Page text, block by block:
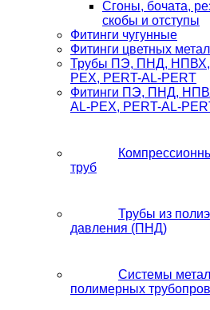
Сгоны, бочата,
скобы и отступы
Фитинги чугунные
Фитинги цветных
Трубы ПЭ, ПНД, НПВХ,
PEX, PERT-AL-PERT
Фитинги ПЭ, ПНД,
AL-PEX, PERT-AL-
труб
Трубы из
давления (ПНД)
Системы
полимерных